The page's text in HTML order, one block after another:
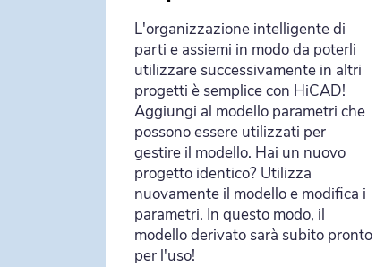
L'organizzazione intelligente di
parti e assiemi in modo da poterli
utilizzare successivamente in altri
progetti è semplice con HiCAD!
Aggiungi al modello parametri che
possono essere utilizzati per
gestire il modello. Hai un nuovo
progetto identico? Utilizza
nuovamente il modello e modifica i
parametri. In questo modo, il
modello derivato sarà subito pronto
per l'uso!